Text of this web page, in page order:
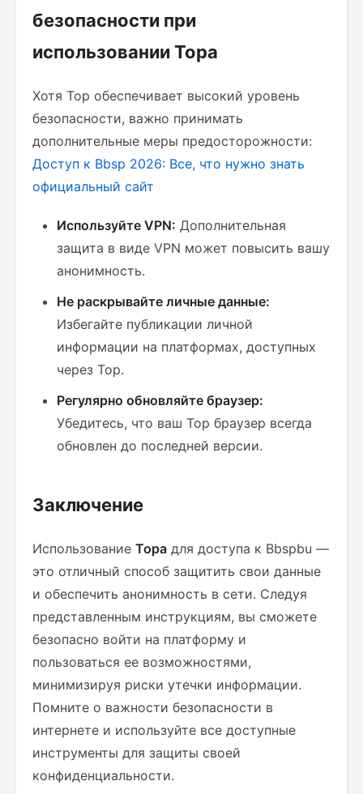
безопасности при
использовании Тора
Хотя Тор обеспечивает высокий уровень
безопасности, важно принимать
дополнительные меры предосторожности:
Доступ к Bbsp 2026: Все, что нужно знать
официальный сайт
Используйте VPN: Дополнительная
защита в виде VPN может повысить вашу
анонимность.
Не раскрывайте личные данные:
Избегайте публикации личной
информации на платформах, доступных
через Тор.
Регулярно обновляйте браузер:
Убедитесь, что ваш Тор браузер всегда
обновлен до последней версии.
Заключение
Использование Тора для доступа к Bbspbu —
это отличный способ защитить свои данные
и обеспечить анонимность в сети. Следуя
представленным инструкциям, вы сможете
безопасно войти на платформу и
пользоваться ее возможностями,
минимизируя риски утечки информации.
Помните о важности безопасности в
интернете и используйте все доступные
инструменты для защиты своей
конфиденциальности.